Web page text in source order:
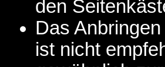
den
Das
ist nicht